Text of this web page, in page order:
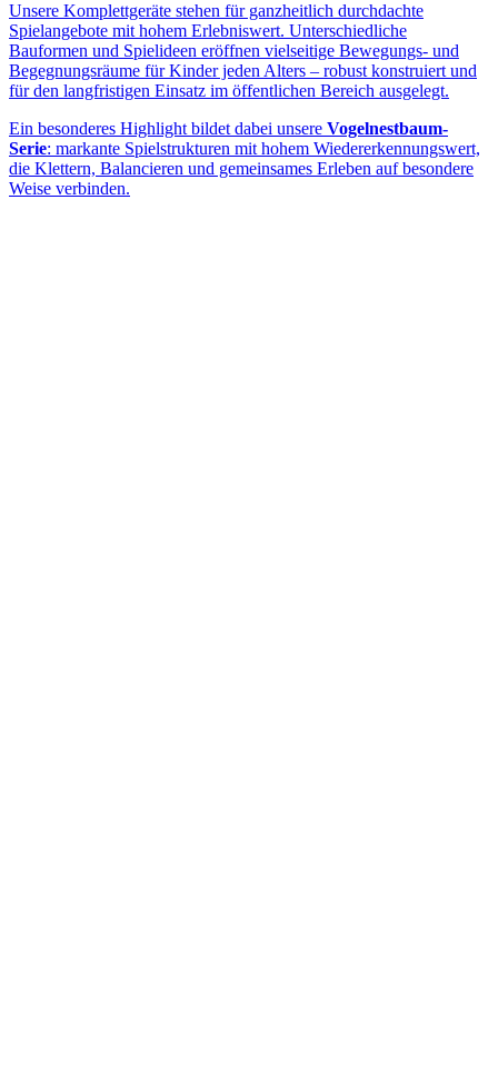
Unsere Komplettgeräte stehen für ganzheitlich durchdachte
Spielangebote mit hohem Erlebniswert. Unterschiedliche
Bauformen und Spielideen eröffnen vielseitige Bewegungs- und
Begegnungsräume für Kinder jeden Alters – robust konstruiert und
für den langfristigen Einsatz im öffentlichen Bereich ausgelegt.
Ein besonderes Highlight bildet dabei unsere Vogelnestbaum-
Serie: markante Spielstrukturen mit hohem Wiedererkennungswert,
die Klettern, Balancieren und gemeinsames Erleben auf besondere
Weise verbinden.